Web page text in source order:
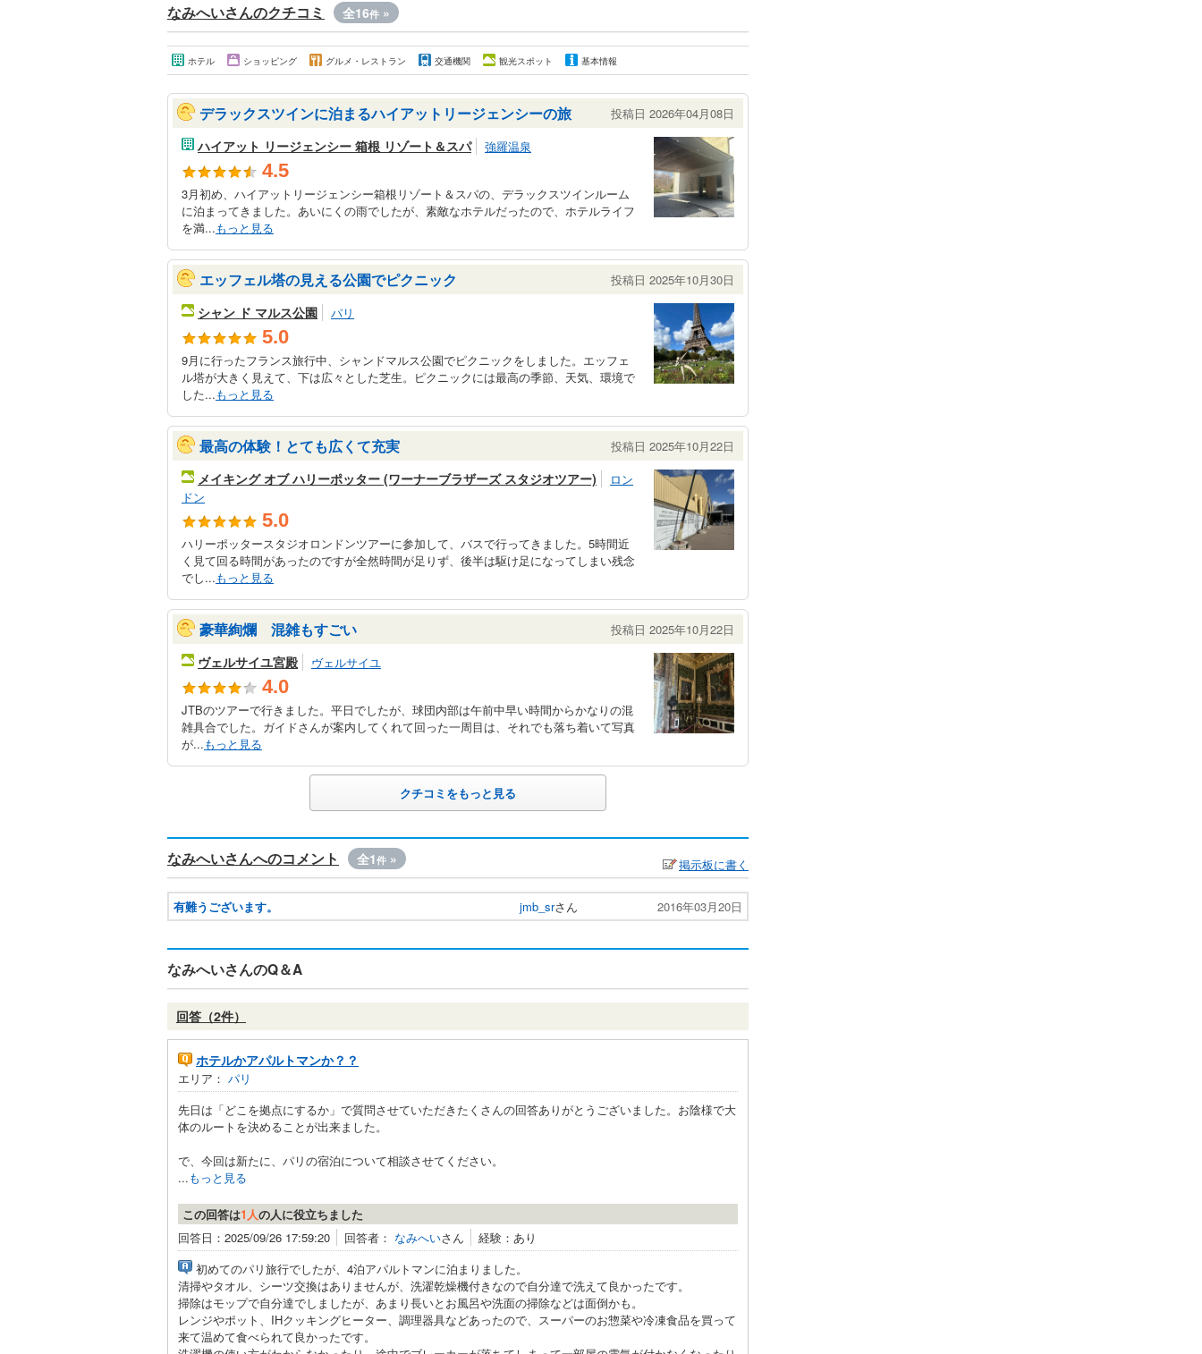
なみへいさんのクチコミ 全16件 »
ホテル ショッピング グルメ・レストラン 交通機関 観光スポット 基本情報
デラックスツインに泊まるハイアットリージェンシーの旅 投稿日 2026年04月08日
ハイアット リージェンシー 箱根 リゾート＆スパ 強羅温泉
4.5
3月初め、ハイアットリージェンシー箱根リゾート＆スパの、デラックスツインルーム
に泊まってきました。あいにくの雨でしたが、素敵なホテルだったので、ホテルライフ
を満...もっと見る
エッフェル塔の見える公園でピクニック 投稿日 2025年10月30日
シャン ド マルス公園 パリ
5.0
9月に行ったフランス旅行中、シャンドマルス公園でピクニックをしました。エッフェ
ル塔が大きく見えて、下は広々とした芝生。ピクニックには最高の季節、天気、環境で
した...もっと見る
最高の体験！とても広くて充実 投稿日 2025年10月22日
メイキング オブ ハリーポッター (ワーナーブラザーズ スタジオツアー)
ロン
ドン
5.0
ハリーポッタースタジオロンドンツアーに参加して、バスで行ってきました。5時間近
く見て回る時間があったのですが全然時間が足りず、後半は駆け足になってしまい残念
でし...もっと見る
豪華絢爛 混雑もすごい 投稿日 2025年10月22日
ヴェルサイユ宮殿 ヴェルサイユ
4.0
JTBのツアーで行きました。平日でしたが、球団内部は午前中早い時間からかなりの混
雑具合でした。ガイドさんが案内してくれて回った一周目は、それでも落ち着いて写真
が...もっと見る
クチコミをもっと見る
なみへいさんへのコメント 全1件 » 掲示板に書く
有難うございます。 jmb_srさん 2016年03月20日
なみへいさんのQ＆A
回答（2件）
ホテルかアパルトマンか？？
エリア： パリ
先日は「どこを拠点にするか」で質問させていただきたくさんの回答ありがとうございました。お陰様で大
体のルートを決めることが出来ました。
で、今回は新たに、パリの宿泊について相談させてください。
...もっと見る
この回答は1人の人に役立ちました
回答日：2025/09/26 17:59:20
回答者： なみへいさん
経験：あり
初めてのパリ旅行でしたが、4泊アパルトマンに泊まりました。
清掃やタオル、シーツ交換はありませんが、洗濯乾燥機付きなので自分達で洗えて良かったです。
掃除はモップで自分達でしましたが、あまり長いとお風呂や洗面の掃除などは面倒かも。
レンジやポット、IHクッキングヒーター、調理器具などあったので、スーパーのお惣菜や冷凍食品を買って
来て温めて食べられて良かったです。